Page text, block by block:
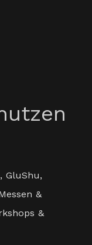
, GluShu,
&
&